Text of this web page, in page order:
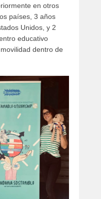
en otros
países, 3 años
Unidos, y 2
educativo
dentro de